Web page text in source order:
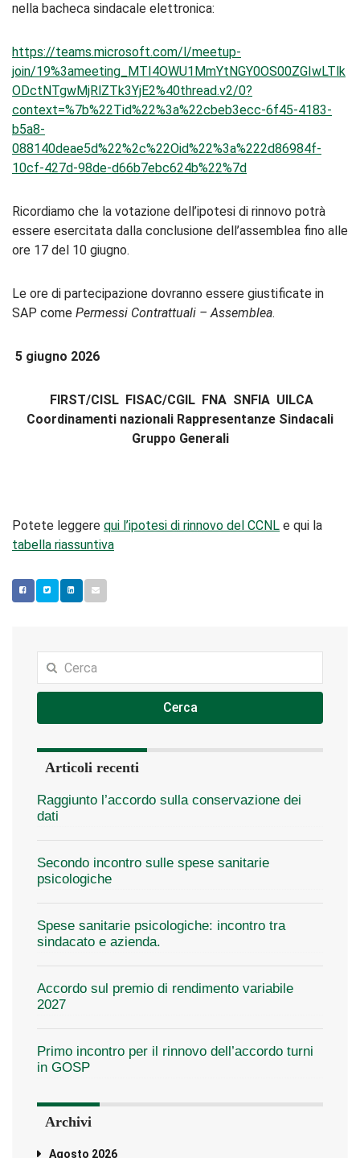
nella bacheca sindacale elettronica:
https://teams.microsoft.com/l/meetup-
join/19%3ameeting_MTI4OWU1MmYtNGY0OS00ZGIwLTlk
ODctNTgwMjRlZTk3YjE2%40thread.v2/0?
context=%7b%22Tid%22%3a%22cbeb3ecc-6f45-4183-
b5a8-
088140deae5d%22%2c%22Oid%22%3a%222d86984f-
10cf-427d-98de-d66b7ebc624b%22%7d
Ricordiamo che la votazione dell’ipotesi di rinnovo potrà
essere esercitata dalla conclusione dell’assemblea fino alle
ore 17 del 10 giugno.
Le ore di partecipazione dovranno essere giustificate in
SAP come Permessi Contrattuali – Assemblea.
5 giugno 2026
FIRST/CISL FISAC/CGIL FNA SNFIA UILCA
Coordinamenti nazionali Rappresentanze Sindacali
Gruppo Generali
Potete leggere qui l’ipotesi di rinnovo del CCNL e qui la
tabella riassuntiva
Cerca
Articoli recenti
Raggiunto l’accordo sulla conservazione dei
dati
Secondo incontro sulle spese sanitarie
psicologiche
Spese sanitarie psicologiche: incontro tra
sindacato e azienda.
Accordo sul premio di rendimento variabile
2027
Primo incontro per il rinnovo dell’accordo turni
in GOSP
Archivi
Agosto 2026